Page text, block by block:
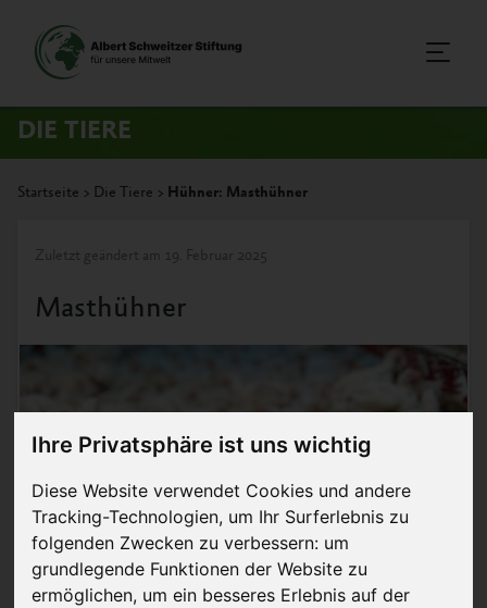
Ihre Privatsphäre ist uns wichtig
Diese Website verwendet Cookies und andere
Tracking-Technologien, um Ihr Surferlebnis zu
folgenden Zwecken zu verbessern: um
grundlegende Funktionen der Website zu
ermöglichen, um ein besseres Erlebnis auf der
DIE TIERE
Startseite > Die Tiere > Hühner: Masthühner
Zuletzt geändert am 19. Februar 2025
Masthühner
© Ovknhr – Shutterstock